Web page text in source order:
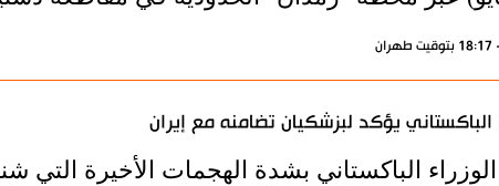
الباكستاني يؤكد لبزشكيان تضامنه مع إيران
الباكستاني بشدة الهجمات الأخيرة التي